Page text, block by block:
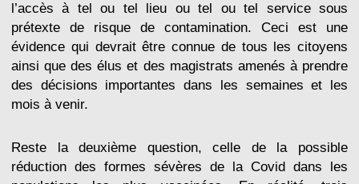
l’accès à tel ou tel lieu ou tel ou tel service sous
prétexte de risque de contamination. Ceci est une
évidence qui devrait être connue de tous les citoyens
ainsi que des élus et des magistrats amenés à prendre
des décisions importantes dans les semaines et les
mois à venir.
Reste la deuxième question, celle de la possible
réduction des formes sévères de la Covid dans les